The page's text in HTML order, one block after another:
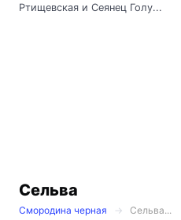
Ртищевская и Сеянец Голу...
Сельва
Смородина черная
Сельва...